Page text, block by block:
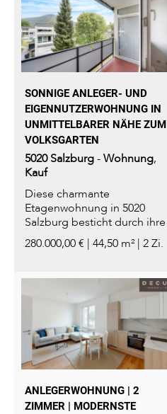
SONNIGE ANLEGER- UND
EIGENNUTZERWOHNUNG IN
UNMITTELBARER NÄHE ZUM
VOLKSGARTEN
5020 Salzburg-Wohnung,
Kauf
Diese charmante
Etagenwohnung in 5020
Salzburg besticht durch ihre
ideale Ost-Ausrichtung und
die...
280.000,00 € | 44,50 m² | 2 Zi.
ANLEGERWOHNUNG | 2
ZIMMER | MODERNSTE